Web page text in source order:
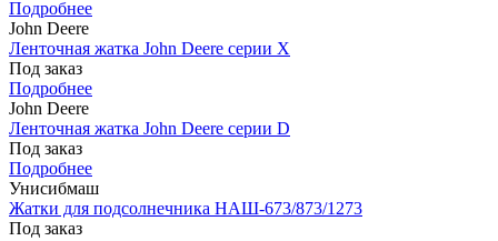
Подробнее
John Deere
Ленточная жатка John Deere серии X
Под заказ
Подробнее
John Deere
Ленточная жатка John Deere серии D
Под заказ
Подробнее
Унисибмаш
Жатки для подсолнечника НАШ-673/873/1273
Под заказ